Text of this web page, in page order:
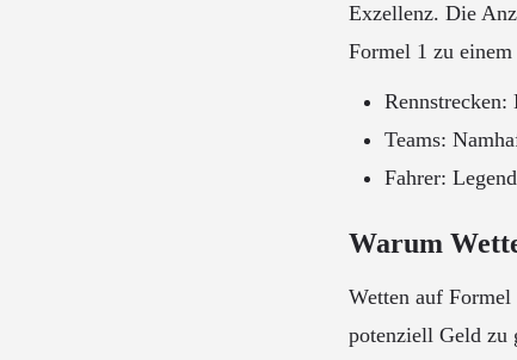
Exzellenz. Die
Formel 1 zu
Teams:
Fahrer:
Warum
Wetten auf
potenziell Geld zu